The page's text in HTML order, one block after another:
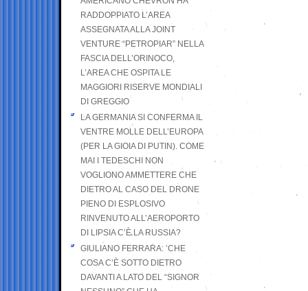
RADDOPPIATO L’AREA
ASSEGNATA ALLA JOINT
VENTURE “PETROPIAR” NELLA
FASCIA DELL’ORINOCO,
L’AREA CHE OSPITA LE
MAGGIORI RISERVE MONDIALI
DI GREGGIO
LA GERMANIA SI CONFERMA IL
VENTRE MOLLE DELL’EUROPA
(PER LA GIOIA DI PUTIN). COME
MAI I TEDESCHI NON
VOGLIONO AMMETTERE CHE
DIETRO AL CASO DEL DRONE
PIENO DI ESPLOSIVO
RINVENUTO ALL’AEROPORTO
DI LIPSIA C’È LA RUSSIA?
GIULIANO FERRARA: ’CHE
COSA C’È SOTTO DIETRO
DAVANTI A LATO DEL “SIGNOR